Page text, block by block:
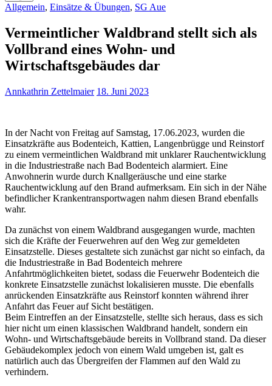
Allgemein, Einsätze & Übungen, SG Aue
Vermeintlicher Waldbrand stellt sich als
Vollbrand eines Wohn- und
Wirtschaftsgebäudes dar
Annkathrin Zettelmaier 18. Juni 2023
In der Nacht von Freitag auf Samstag, 17.06.2023, wurden die
Einsatzkräfte aus Bodenteich, Kattien, Langenbrügge und Reinstorf
zu einem vermeintlichen Waldbrand mit unklarer Rauchentwicklung
in die Industriestraße nach Bad Bodenteich alarmiert. Eine
Anwohnerin wurde durch Knallgeräusche und eine starke
Rauchentwicklung auf den Brand aufmerksam. Ein sich in der Nähe
befindlicher Krankentransportwagen nahm diesen Brand ebenfalls
wahr.
Da zunächst von einem Waldbrand ausgegangen wurde, machten
sich die Kräfte der Feuerwehren auf den Weg zur gemeldeten
Einsatzstelle. Dieses gestaltete sich zunächst gar nicht so einfach, da
die Industriestraße in Bad Bodenteich mehrere
Anfahrtmöglichkeiten bietet, sodass die Feuerwehr Bodenteich die
konkrete Einsatzstelle zunächst lokalisieren musste. Die ebenfalls
anrückenden Einsatzkräfte aus Reinstorf konnten während ihrer
Anfahrt das Feuer auf Sicht bestätigen.
Beim Eintreffen an der Einsatzstelle, stellte sich heraus, dass es sich
hier nicht um einen klassischen Waldbrand handelt, sondern ein
Wohn- und Wirtschaftsgebäude bereits in Vollbrand stand. Da dieser
Gebäudekomplex jedoch von einem Wald umgeben ist, galt es
natürlich auch das Übergreifen der Flammen auf den Wald zu
verhindern.